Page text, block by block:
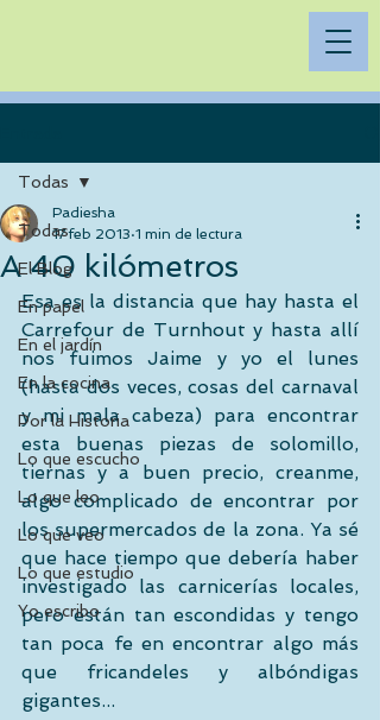
Todas
El Blog
En papel
En el jardín
En la cocina
Por la Historia
Lo que escucho
Lo que leo
Lo que veo
Lo que estudio
Yo escribo
Todas
A 40 kilómetros
Padiesha
17 feb 2013 1 min de lectura
Esa es la distancia que hay hasta el
Carrefour de Turnhout y hasta allí
nos fuimos Jaime y yo el lunes
(hasta dos veces, cosas del carnaval
y mi mala cabeza) para encontrar
esta buenas piezas de solomillo,
tiernas y a buen precio, creanme,
algo complicado de encontrar por
los supermercados de la zona. Ya sé
que hace tiempo que debería haber
investigado las carnicerías locales,
pero están tan escondidas y tengo
tan poca fe en encontrar algo más
que fricandeles y albóndigas
gigantes...